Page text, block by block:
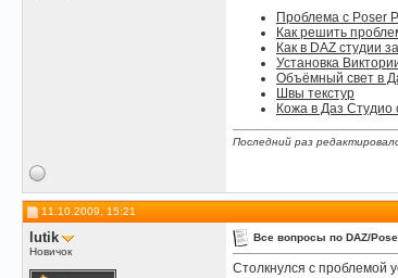
Проблема с Poser
Как решить
Как в DAZ студии
Установка
Объёмный свет в
Швы текстур
Кожа в Даз
Последний раз
11.10.2009, 15:21
lutik
Новичок
Все вопросы по DAZ/
Столкнулся с проблемой